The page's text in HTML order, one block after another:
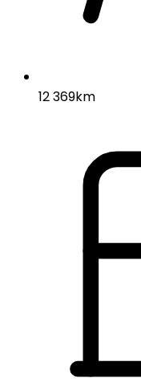
12 369km